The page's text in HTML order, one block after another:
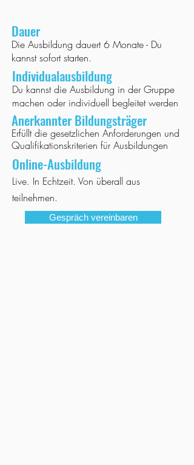
Dauer
Die Ausbildung dauert 6 Monate - Du
kannst sofort starten.
Individualausbildung
Du kannst die Ausbildung in der Gruppe
machen oder individuell begleitet werden
Anerkannter Bildungsträger
Erfüllt die gesetzlichen Anforderungen und
Qualifikationskriterien für Ausbildungen
Online-Ausbildung
Live. In Echtzeit. Von überall aus
teilnehmen.
Gespräch vereinbaren